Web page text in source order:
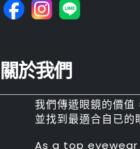
關於我們
我們傳遞眼鏡的價值
並找到最適合自已的
As a top